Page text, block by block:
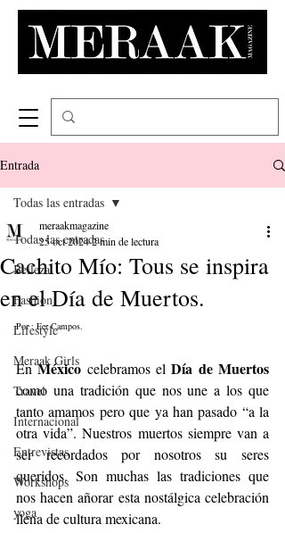
Entrada
Todas las entradas
Belleza
Fashion
Lifestyle
Meraak Girls
Travel
Internacional
Entrevistas
Workshops
yoga
Todas las entradas
Cachito Mío: Tous se inspira
en el Día de Muertos.
meraakmagazine
25 oct 20242 min de lectura
Por : Fer Campos.
En México celebramos el Día de Muertos
como una tradición que nos une a los que
tanto amamos pero que ya han pasado “a la
otra vida”. Nuestros muertos siempre van a
ser recordados por nosotros su seres
queridos. Son muchas las tradiciones que
nos hacen añorar esta nostálgica celebración
llena de cultura mexicana.